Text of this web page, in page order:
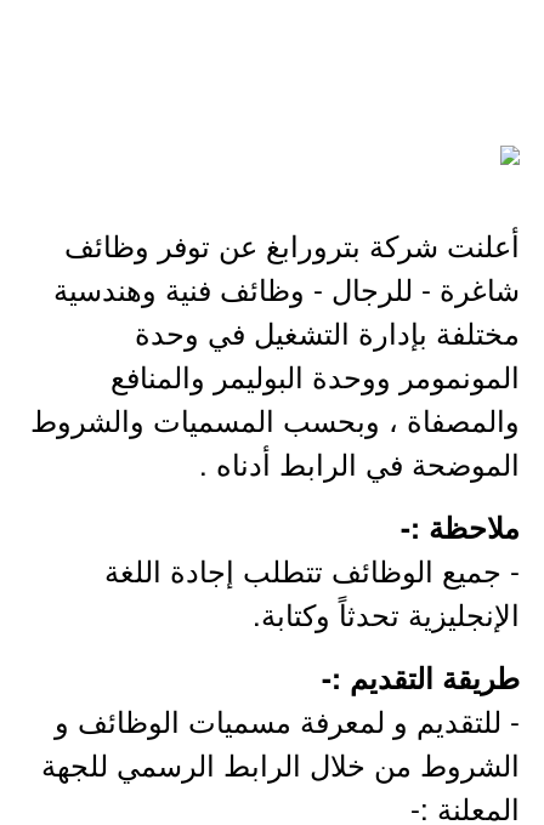
أعلنت شركة بترورابغ عن توفر وظائف
شاغرة - للرجال - وظائف فنية وهندسية
مختلفة بإدارة التشغيل في وحدة
المونمومر ووحدة البوليمر والمنافع
والمصفاة ، وبحسب المسميات والشروط
الموضحة في الرابط أدناه .
ملاحظة :-
- جميع الوظائف تتطلب إجادة اللغة
الإنجليزية تحدثاً وكتابة.
طريقة التقديم :-
- للتقديم و لمعرفة مسميات الوظائف و
الشروط من خلال الرابط الرسمي للجهة
المعلنة :-